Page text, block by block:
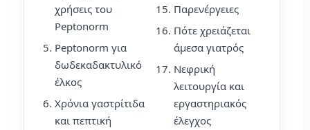
χρήσεις του
Peptonorm
Peptonorm για
δωδεκαδακτυλικό
έλκος
Χρόνια γαστρίτιδα
και πεπτική
Παρενέργειες
Πότε χρειάζεται
άμεσα γιατρός
Νεφρική
λειτουργία και
εργαστηριακός
έλεγχος